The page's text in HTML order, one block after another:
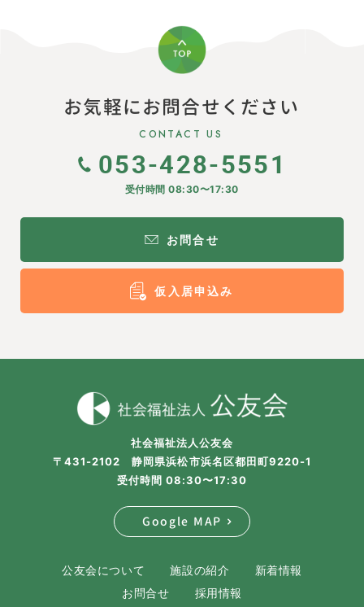
お気軽にお問合せください
CONTACT US
053-428-5551
受付時間 08:30〜17:30
お問合せ
仮入居申込み
社会福祉法人公友会
〒431-2102 静岡県浜松市浜名区都田町9220-1
受付時間 08:30〜17:30
Google MAP
公友会について 施設の紹介
新着情報
お問合せ
採用情報